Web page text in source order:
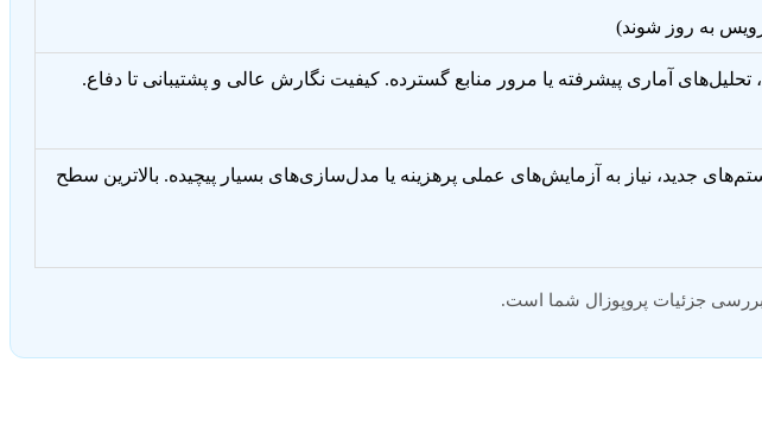
به روز شوند)
تحلیل‌های آماری پیشرفته یا مرور منابع گسترده. کیفیت نگارش عالی و پشتیبانی تا دفاع.
جدید، نیاز به آزمایش‌های عملی پرهزینه یا مدل‌سازی‌های بسیار پیچیده. بالاترین سطح